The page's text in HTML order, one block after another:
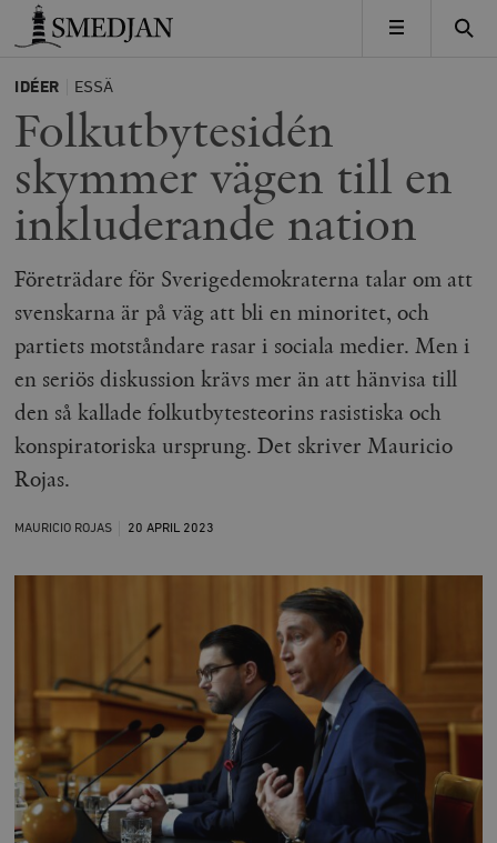
Timbro
MENY
IDÉER ESSÄ
Folkutbytesidén
skymmer vägen till en
inkluderande nation
Företrädare för Sverigedemokraterna talar om att
svenskarna är på väg att bli en minoritet, och
partiets motståndare rasar i sociala medier. Men i
en seriös diskussion krävs mer än att hänvisa till
den så kallade folkutbytesteorins rasistiska och
konspiratoriska ursprung. Det skriver Mauricio
Rojas.
MAURICIO ROJAS 20 APRIL 2023